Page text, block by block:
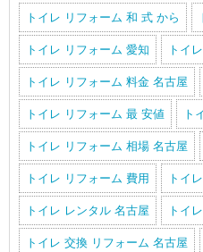
トイレ リフォーム 和 式 から
トイレ リフォーム 愛知 トイ
トイレ リフォーム 料金 名古屋
トイレ リフォーム 最 安値 ト
トイレ リフォーム 相場 名古屋
トイレ リフォーム 費用 トイ
トイレ レンタル 名古屋 トイ
トイレ 交換 リフォーム 名古屋